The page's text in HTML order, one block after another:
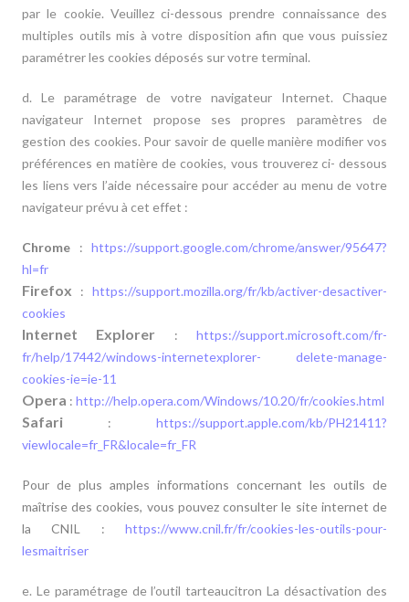
par le cookie. Veuillez ci-dessous prendre connaissance des
multiples outils mis à votre disposition afin que vous puissiez
paramétrer les cookies déposés sur votre terminal.
d. Le paramétrage de votre navigateur Internet. Chaque
navigateur Internet propose ses propres paramètres de
gestion des cookies. Pour savoir de quelle manière modifier vos
préférences en matière de cookies, vous trouverez ci- dessous
les liens vers l’aide nécessaire pour accéder au menu de votre
navigateur prévu à cet effet :
Chrome : https://support.google.com/chrome/answer/95647?
hl=fr
Firefox : https://support.mozilla.org/fr/kb/activer-desactiver-
cookies
Internet Explorer : https://support.microsoft.com/fr-
fr/help/17442/windows-internetexplorer- delete-manage-
cookies-ie=ie-11
Opera :http://help.opera.com/Windows/10.20/fr/cookies.html
Safari : https://support.apple.com/kb/PH21411?
viewlocale=fr_FR&locale=fr_FR
Pour de plus amples informations concernant les outils de
maîtrise des cookies, vous pouvez consulter le site internet de
la CNIL : https://www.cnil.fr/fr/cookies-les-outils-pour-
lesmaitriser
e. Le paramétrage de l’outil tarteaucitron La désactivation des